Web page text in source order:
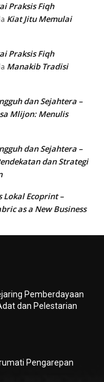
Praksis Fiqh
Kiat Jitu Memulai
Praksis Fiqh
Manakib Tradisi
dan Sejahtera –
Mlijon: Menulis
dan Sejahtera –
dan Strategi
Lokal Ecoprint –
as a New Business
Pemberdayaan
dan Pelestarian
Pengarepan